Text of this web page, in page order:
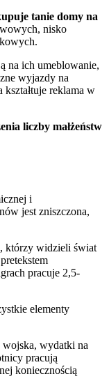
tanie domy na
nisko
na ich umeblowanie,
wyjazdy na
kształtuje reklama w
liczby małżeństw
i
jest zniszczona,
którzy widzieli świat
pracuje 2,5-
elementy
wojska, wydatki na
pracują
koniecznością